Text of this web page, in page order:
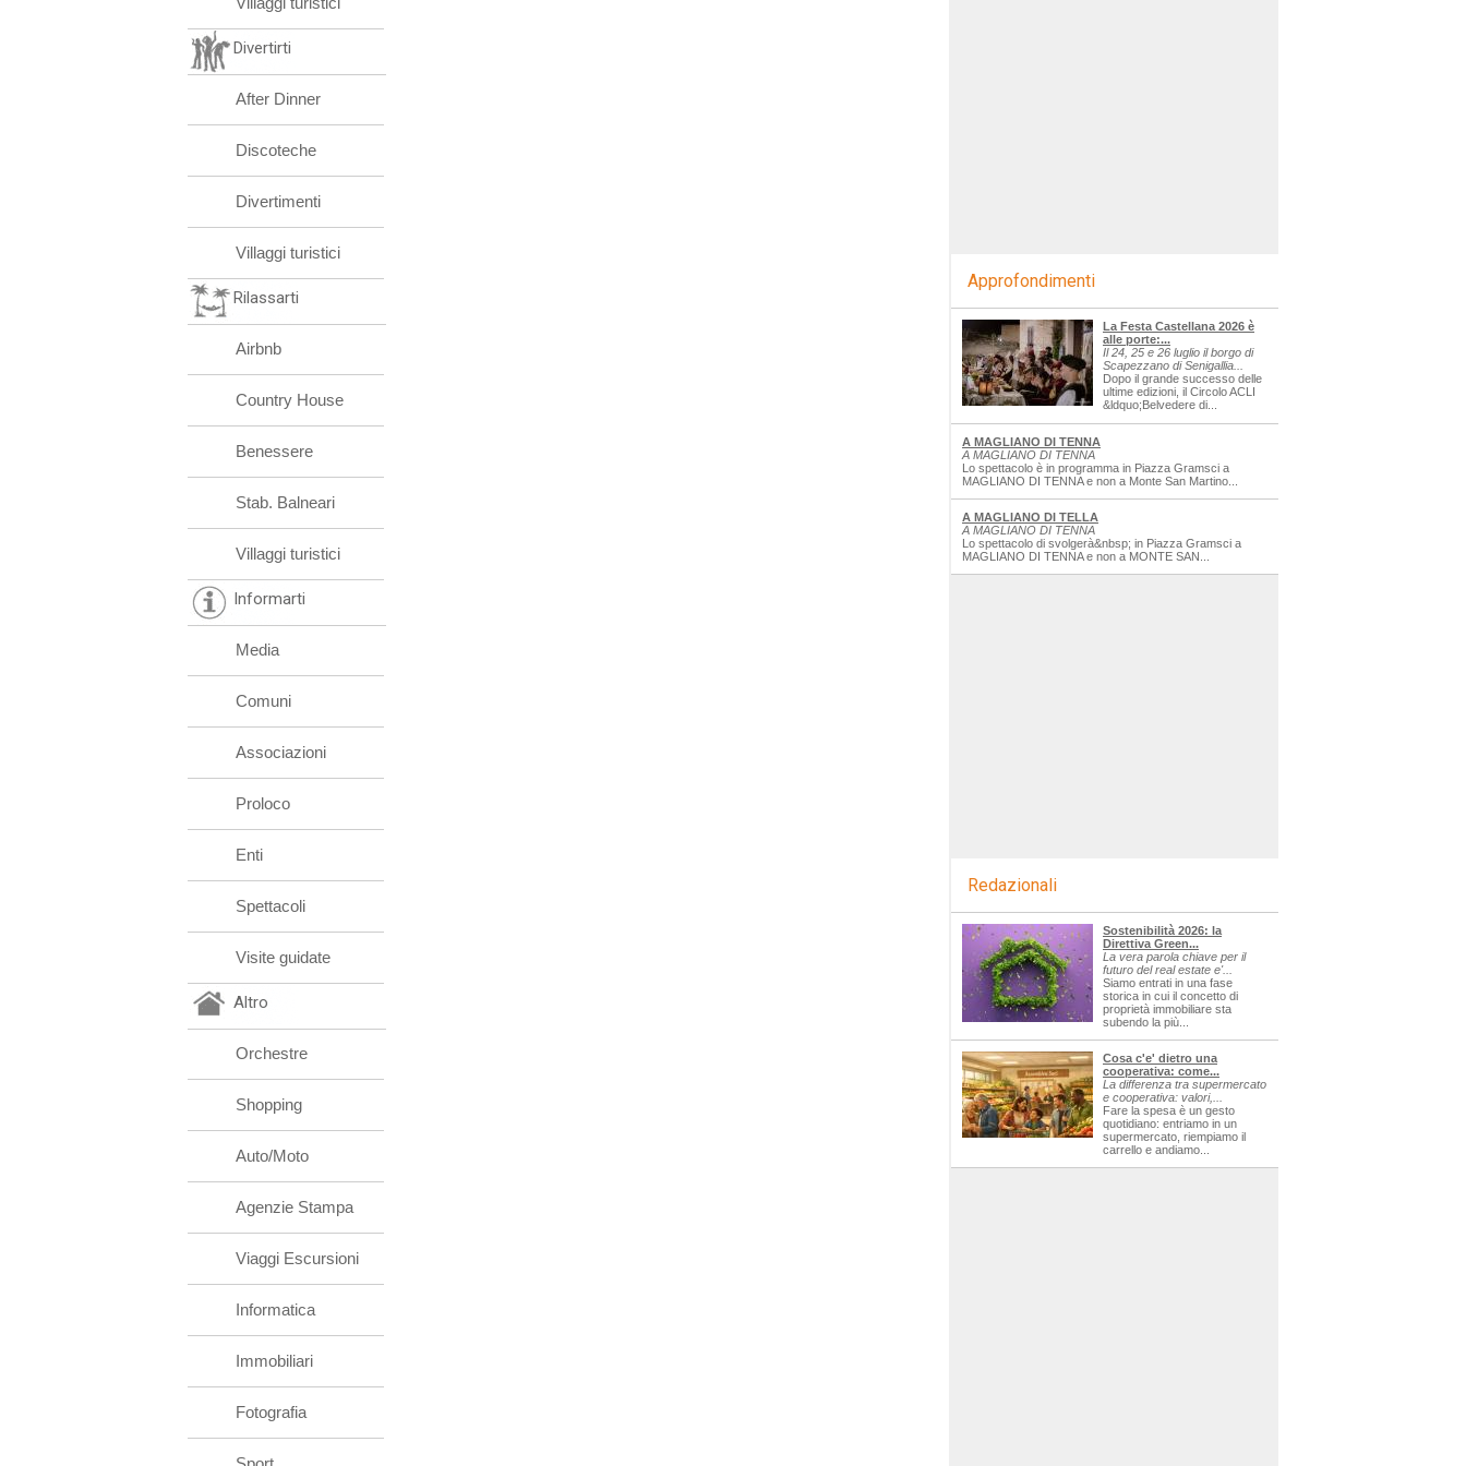
Divertirti
After Dinner
Discoteche
Divertimenti
Villaggi turistici
Rilassarti
Airbnb
Country House
Benessere
Stab. Balneari
Villaggi turistici
Informarti
Media
Comuni
Associazioni
Proloco
Enti
Spettacoli
Visite guidate
Altro
Orchestre
Shopping
Auto/Moto
Agenzie Stampa
Viaggi Escursioni
Informatica
Immobiliari
Fotografia
Approfondimenti
La Festa Castellana 2026 è
alle porte:...
Il 24, 25 e 26 luglio il borgo di
Scapezzano di Senigallia...
Dopo il grande successo delle
ultime edizioni, il Circolo ACLI
&ldquo;Belvedere di...
A MAGLIANO DI TENNA
A MAGLIANO DI TENNA
Lo spettacolo è in programma in Piazza Gramsci a
MAGLIANO DI TENNA e non a Monte San Martino...
A MAGLIANO DI TELLA
A MAGLIANO DI TENNA
Lo spettacolo di svolgerà&nbsp; in Piazza Gramsci a
MAGLIANO DI TENNA e non a MONTE SAN...
Redazionali
Sostenibilità 2026: la
Direttiva Green...
La vera parola chiave per il
futuro del real estate e'...
Siamo entrati in una fase
storica in cui il concetto di
proprietà immobiliare sta
subendo la più...
Cosa c'e' dietro una
cooperativa: come...
La differenza tra supermercato
e cooperativa: valori,...
Fare la spesa è un gesto
quotidiano: entriamo in un
supermercato, riempiamo il
carrello e andiamo...